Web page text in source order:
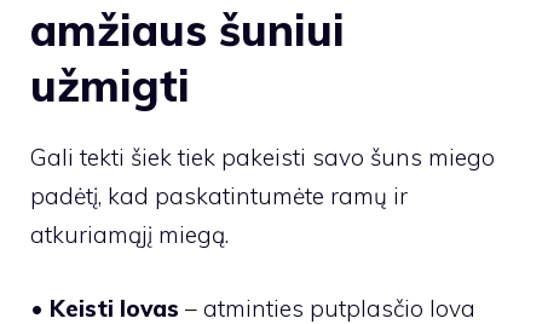
amžiaus šuniui
užmigti
Gali tekti šiek tiek pakeisti savo šuns miego
padėtį, kad paskatintumėte ramų ir
atkuriamąjį miegą.
• Keisti lovas – atminties putplasčio lova